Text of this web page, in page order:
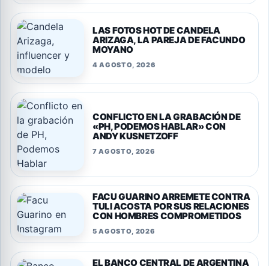
LAS FOTOS HOT DE CANDELA
ARIZAGA, LA PAREJA DE FACUNDO
MOYANO
4 AGOSTO, 2026
CONFLICTO EN LA GRABACIÓN DE
«PH, PODEMOS HABLAR» CON
ANDY KUSNETZOFF
7 AGOSTO, 2026
FACU GUARINO ARREMETE CONTRA
TULI ACOSTA POR SUS RELACIONES
CON HOMBRES COMPROMETIDOS
5 AGOSTO, 2026
EL BANCO CENTRAL DE ARGENTINA